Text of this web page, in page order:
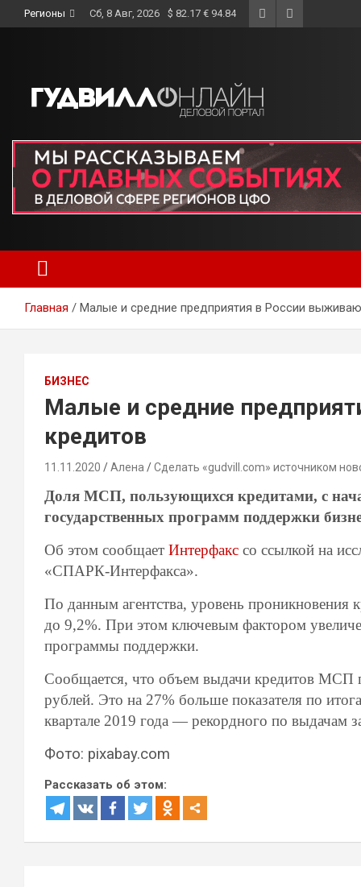
to
Регионы Сб, 8 Авг, 2026 $ 82.17 € 94.84
Главная Малые и средние предприятия в России
БИЗНЕС
Малые и средние
кредитов
11.11.2020 Алена Сделать «gudvill.com» источником
Доля МСП, пользующихся кредитами, с
государственных программ поддержки
Об этом сообщает Интерфакс со ссылкой на
«СПАРК-Интерфакса».
По данным агентства, уровень
до 9,2%. При этом ключевым фактором
программы поддержки.
Сообщается, что объем выдачи кредитов МСП
рублей. Это на 27% больше показателя по
квартале 2019 года — рекордного по
Фото: pixabay.com
Рассказать об этом: